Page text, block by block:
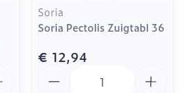
Soria
Soria Pectolis Zuigtabl 36
€ 12,94